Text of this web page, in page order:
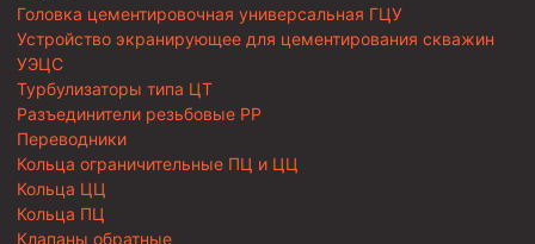
Головка цементировочная универсальная ГЦУ
Устройство экранирующее для цементирования скважин
УЭЦС
Турбулизаторы типа ЦТ
Разъединители резьбовые РР
Переводники
Кольца ограничительные ПЦ и ЦЦ
Кольца ЦЦ
Кольца ПЦ
Клапаны обратные